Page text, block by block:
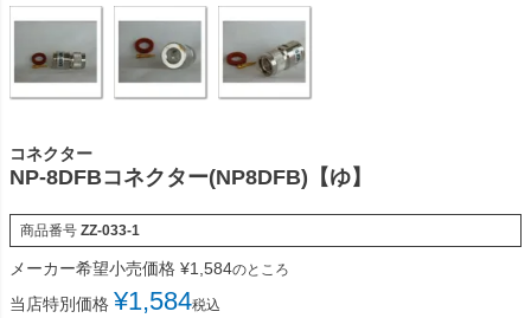
コネクター
NP-8DFBコネクター(NP8DFB)【ゆ】
商品番号 ZZ-033-1
メーカー希望小売価格 ¥1,584のところ
当店特別価格 ¥1,584税込